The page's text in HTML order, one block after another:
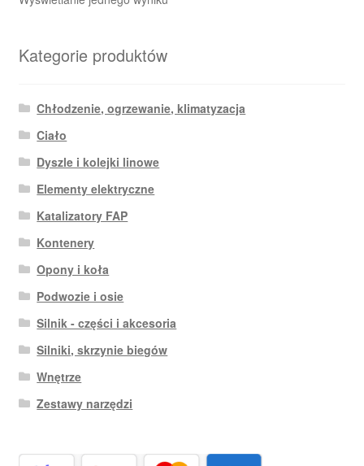
Kategorie produktów
Chłodzenie, ogrzewanie, klimatyzacja
Ciało
Dyszle i kolejki linowe
Elementy elektryczne
Katalizatory FAP
Kontenery
Opony i koła
Podwozie i osie
Silnik - części i akcesoria
Silniki, skrzynie biegów
Wnętrze
Zestawy narzędzi